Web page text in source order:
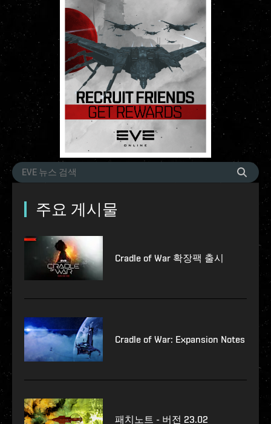
주요 게시물
Cradle of War 확장팩 출시
Cradle of War: Expansion Notes
패치노트 - 버전 23.02